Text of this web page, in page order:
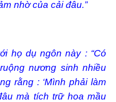
nhờ của cải đâu.”
họ dụ ngôn này : “Có
nương sinh nhiều
rằng : ‘Mình phải làm
mà tích trữ hoa mầu